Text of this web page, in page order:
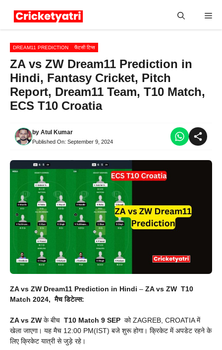
DREAM11 PREDICTION फैंटसी टिप्स
ZA vs ZW Dream11 Prediction in
Hindi, Fantasy Cricket, Pitch
Report, Dream11 Team, T10 Match,
ECS T10 Croatia
by Atul Kumar
Published On: September 9, 2024
ZA vs ZW Dream11 Prediction in Hindi – ZA vs ZW T10
Match 2024, मैच डिटेल्स:
ZA vs ZW के बीच T10 Match 9 SEP को ZAGREB, CROATIA में
खेला जाएगा। यह मैच 12:00 PM(IST) बजे शुरू होगा। क्रिकेट में अपडेट रहने के
लिए क्रिकेट यात्री से जुड़े रहे।